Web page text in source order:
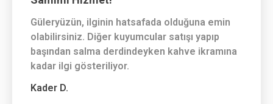
Güleryüzün, ilginin hatsafada olduğuna emin
olabilirsiniz. Diğer kuyumcular satışı yapıp
başından salma derdindeyken kahve ikramına
kadar ilgi gösteriliyor.
Kader D.